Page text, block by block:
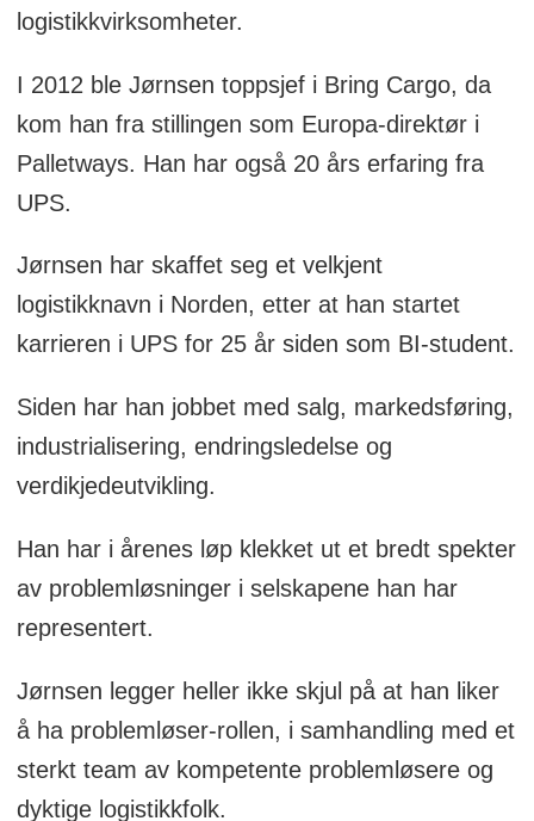
logistikkvirksomheter.
I 2012 ble Jørnsen toppsjef i Bring Cargo, da
kom han fra stillingen som Europa-direktør i
Palletways. Han har også 20 års erfaring fra
UPS.
Jørnsen har skaffet seg et velkjent
logistikknavn i Norden, etter at han startet
karrieren i UPS for 25 år siden som BI-student.
Siden har han jobbet med salg, markedsføring,
industrialisering, endringsledelse og
verdikjedeutvikling.
Han har i årenes løp klekket ut et bredt spekter
av problemløsninger i selskapene han har
representert.
Jørnsen legger heller ikke skjul på at han liker
å ha problemløser-rollen, i samhandling med et
sterkt team av kompetente problemløsere og
dyktige logistikkfolk.